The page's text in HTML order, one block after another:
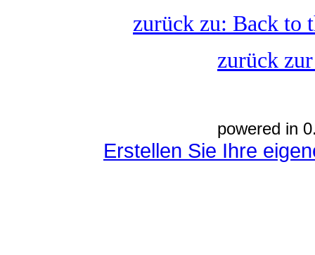
zurück zu: Back to
zurück
powered in
Erstellen Sie Ihre